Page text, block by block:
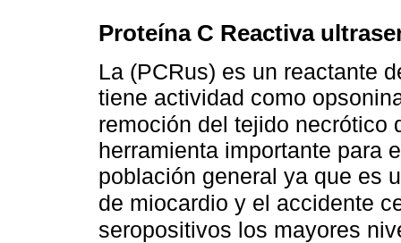
Proteína C Reactiva
La (PCRus) es un reactante
tiene actividad como
remoción del tejido necrótico
herramienta importante para
población general ya que es
de miocardio y el accidente
seropositivos los mayores